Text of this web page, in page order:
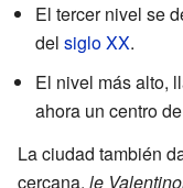
El tercer nivel se
del siglo XX.
El nivel más alto,
ahora un centro
La ciudad también
cercana, le